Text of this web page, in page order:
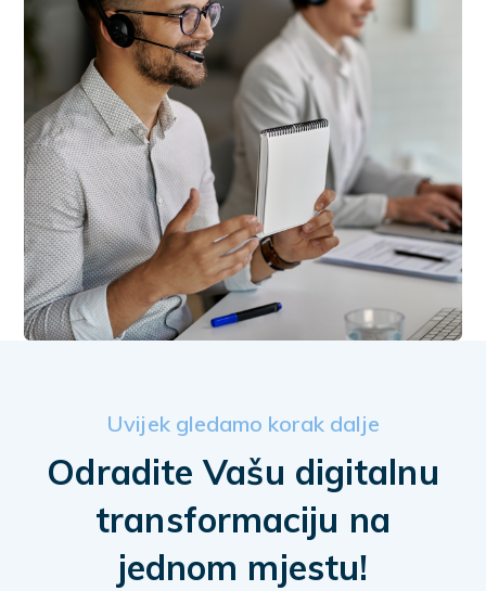
Uvijek gledamo korak dalje
Odradite Vašu digitalnu
transformaciju na
jednom mjestu!